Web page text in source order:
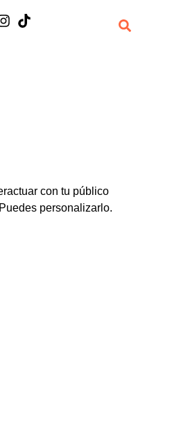
con tu público
personalizarlo.